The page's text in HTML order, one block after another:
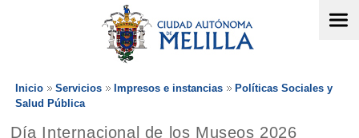
Inicio Servicios Impresos e instancias
Políticas Sociales y
Salud Pública
Día Internacional de los Museos 2026